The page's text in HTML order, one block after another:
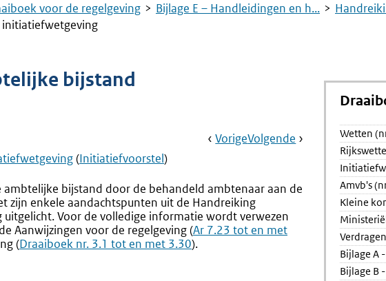
voor de regelgeving Bijlage E – Handleidingen en h...
initiatiefwetgeving
bijstand
Book
Ga
VorigePagina:
Startgesprek
Ambtelijke
Bijstand
Initiatiefvoorstel
Ga
Volgende Pagina:
Contactgegevens
Ministerie
Veiligheid
(Initiatiefvoorstel)
bijstand door de behandeld ambtenaar aan de
zijn enkele aandachtspunten uit de Handreiking
Voor de volledige informatie wordt verwezen
Aanwijzingen voor de regelgeving (Ar 7.23 tot en met
(Draaiboek nr. 3.1 tot en met 3.30).
Wetten
Amvb's
Kleine
Bijlage A
Bijlage B